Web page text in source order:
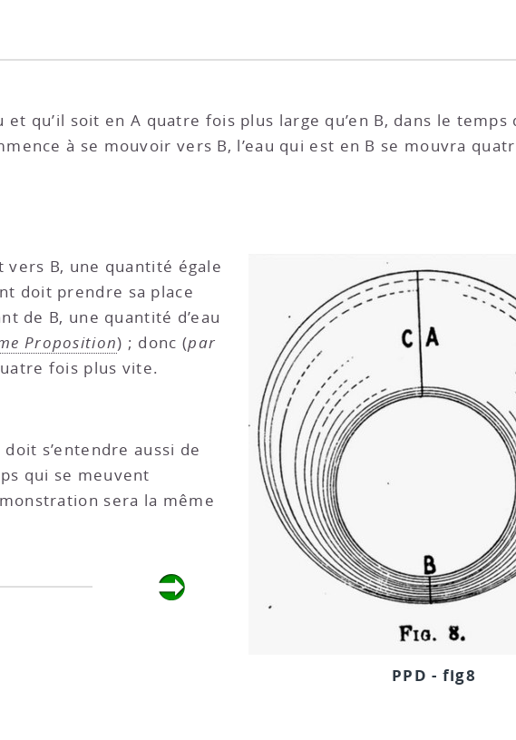
qu’il soit en A quatre fois plus large qu’en B, dans le temps
à se mouvoir vers B, l’eau qui est en B se mouvra
PPD - fig8
vers B, une quantité égale
doit prendre sa place
de B, une quantité d’eau
Proposition) ; donc (par
fois plus vite.
s’entendre aussi de
qui se meuvent
sera la même